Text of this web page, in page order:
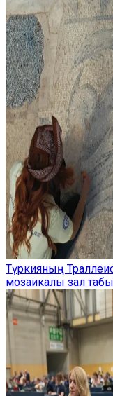
Түркияның
мозаикалы зал